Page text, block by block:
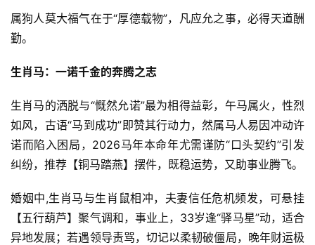
属狗人莫大福气在于“厚德载物”，凡应允之事，必得天道酬
勤。
生肖马：一诺千金的奔腾之志
生肖马的洒脱与“慨然允诺”最为相得益彰，午马属火，性烈
如风，古语“马到成功”即赞其行动力，然属马人易因冲动许
诺而陷入困局，2026马年本命年尤需谨防“口头契约”引发
纠纷，推荐【铜马踏燕】摆件，既稳运势，又助事业腾飞。
婚姻中,生肖马与生肖鼠相冲，夫妻信任危机频发，可悬挂
【五行葫芦】聚气调和，事业上，33岁逢“驿马星”动，适合
异地发展；若遇领导责骂，切记以柔韧破僵局，晚年财运极